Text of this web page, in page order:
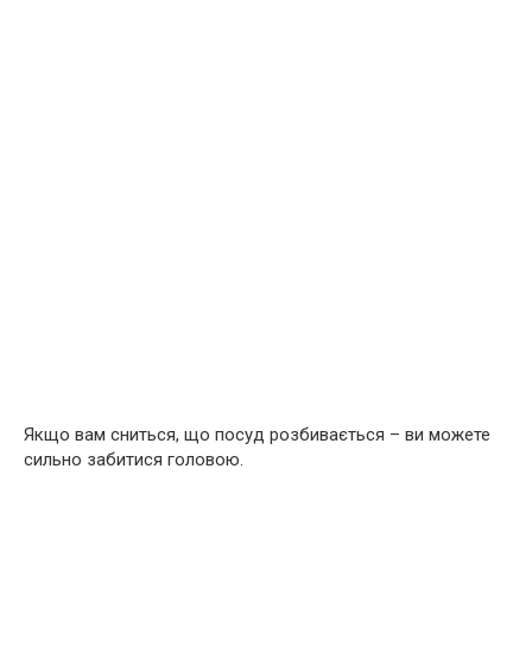
Якщо вам сниться, що посуд розбивається – ви можете
сильно забитися головою.